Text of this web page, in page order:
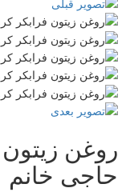
روغن زیتون
حاجی خانم